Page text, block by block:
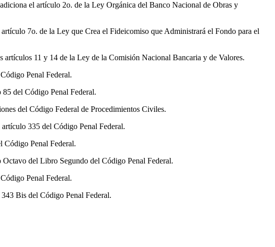
el artículo 2o. de la Ley Orgánica del Banco Nacional de Obras y
7o. de la Ley que Crea el Fideicomiso que Administrará el Fondo para el
11 y 14 de la Ley de la Comisión Nacional Bancaria y de Valores.
Penal Federal.
del Código Penal Federal.
del Código Federal de Procedimientos Civiles.
335 del Código Penal Federal.
Código Penal Federal.
del Libro Segundo del Código Penal Federal.
Penal Federal.
Bis del Código Penal Federal.